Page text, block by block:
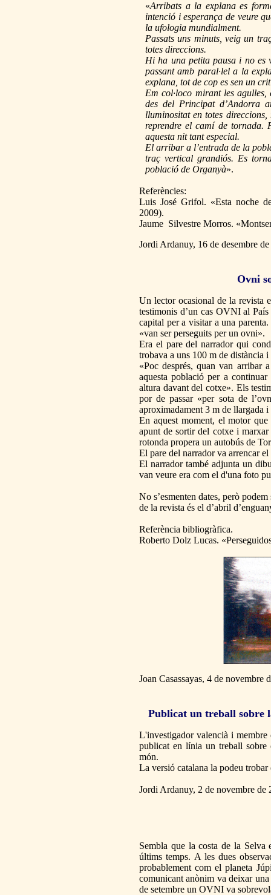
«Arribats a la explana es
intenció i esperança de veure
la ufologia mundialment.
Passats uns minuts, veig un
totes direccions.
Hi ha una petita pausa i no es
passant amb paral·lel a la
explana, tot de cop es sen un
Em col·loco mirant les
des del Principat d’Andorra
lluminositat en totes
reprendre el camí de
aquesta nit tant especial.
El arribar a l’entrada de la
traç vertical grandiós. Es
població de Organyà».
Referències:
Luis José Grifol. «Esta noche
2009).
Jaume Silvestre Morros.
Jordi Ardanuy, 16 de desembre
Ovni
Un lector ocasional de la revista
testimonis d’un cas OVNI al
capital per a visitar a una
«van ser perseguits per un ovni».
Era el pare del narrador qui
trobava a uns 100 m de distància
«Poc després, quan van arribar
aquesta població per a
altura davant del cotxe». Els
por de passar «per sota de
aproximadament 3 m de llargada
En aquest moment, el motor
apunt de sortir del cotxe i
rotonda propera un autobús de
El pare del narrador va arrencar
El narrador també adjunta un
van veure era com el d'una foto
No s’esmenten dates, però
de la revista és el d’abril
Referència bibliogràfica.
Roberto Dolz Lucas.
Joan Casassayas, 4 de novembre
Publicat un treball sobre
L'investigador valencià i membre
publicat en línia un treball
món.
La versió catalana la podeu trobar
Jordi Ardanuy, 2 de novembre de
Sembla que la costa de la Selva
últims temps. A les dues
probablement com el planeta
comunicant anònim va deixar
de setembre un OVNI va